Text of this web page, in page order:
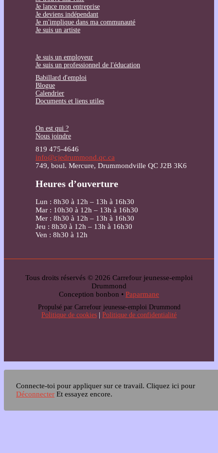
Je lance mon entreprise
Je deviens indépendant
Je m'implique dans ma communauté
Je suis un artiste
Je suis un employeur
Je suis un professionnel de l'éducation
Babillard d'emploi
Blogue
Calendrier
Documents et liens utiles
On est qui ?
Nous joindre
819 475-4646
info@cjedrummond.qc.ca
749, boul. Mercure, Drummondville QC J2B 3K6
Heures d’ouverture
Lun : 8h30 à 12h – 13h à 16h30
Mar : 10h30 à 12h – 13h à 16h30
Mer : 8h30 à 12h – 13h à 16h30
Jeu : 8h30 à 12h – 13h à 16h30
Ven : 8h30 à 12h
Tous droits réservés © 2026 Carrefour jeunesse-emploi
Drummond
Conception bonbon • Paparmane
Propulsé par Carrefour jeunesse-emploi Drummond
Politique de cookies | Politique de confidentialité
Connecte-toi pour appliquer sur ce travail. Cliquez ici pour
Déconnecter Et essayez encore.